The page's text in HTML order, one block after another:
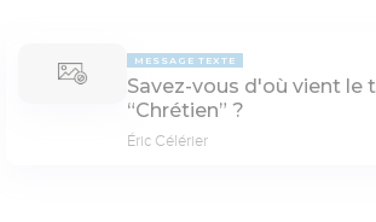
MESSAGE TEXTE
Savez-vous d'où vient le
“Chrétien” ?
Éric Célérier